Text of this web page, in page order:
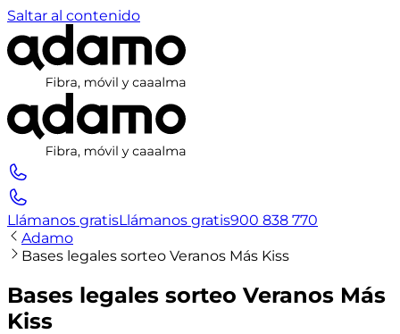
Saltar al contenido
Llámanos gratisLlámanos gratis900 838 770
Adamo
Bases legales sorteo Veranos Más Kiss
Bases legales sorteo Veranos Más
Kiss